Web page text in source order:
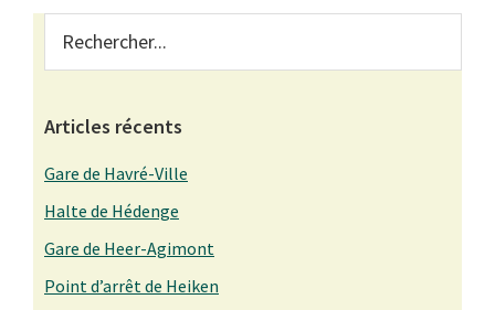
Primary
Sidebar
Articles récents
Gare de Havré-Ville
Halte de Hédenge
Gare de Heer-Agimont
Point d’arrêt de Heiken